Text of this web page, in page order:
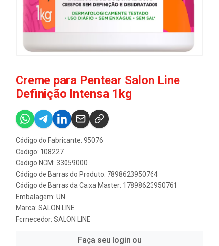
Creme para Pentear Salon Line
Definição Intensa 1kg
Código do Fabricante: 95076
Código: 108227
Código NCM: 33059000
Código de Barras do Produto: 7898623950764
Código de Barras da Caixa Master: 17898623950761
Embalagem: UN
Marca: SALON LINE
Fornecedor: SALON LINE
Faça seu login ou